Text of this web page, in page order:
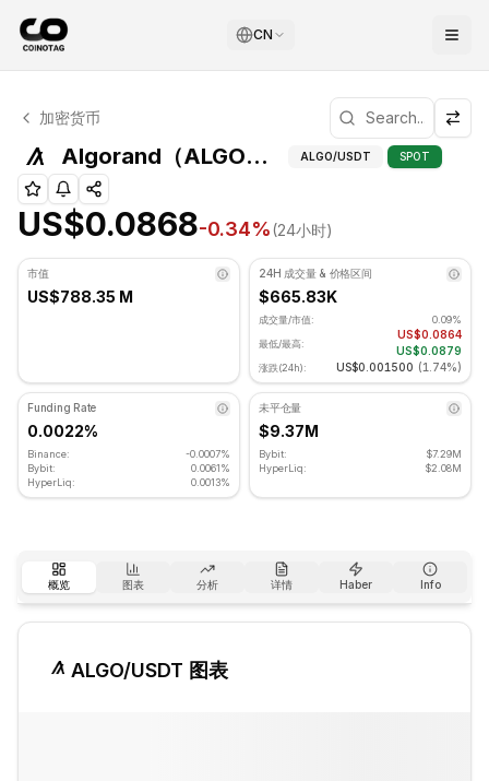
CN
Algorand 技术分析
Algorand 目前交易价格为 US$0.0868. RSI 指标为 52.82
加密货币
Algorand（ALGO）枢轴点 Algorand（
ALGO/USDT SPOT
US$0.0868-0.34%(24小时)
市值
US$788.35 M
24H 成交量 & 价格区间
$665.83K
成交量/市值:
0.09%
最低/最高:
US$0.0864
US$0.0879
涨跌(24h): US$0.001500 (1.74%)
Funding Rate
0.0022%
Binance:
-0.0007%
Bybit:
0.0061%
HyperLiq:
0.0013%
未平仓量
$9.37M
Bybit:
$7.29M
HyperLiq:
$2.08M
概览 图表 分析 详情 Haber Info
ALGO/USDT 图表